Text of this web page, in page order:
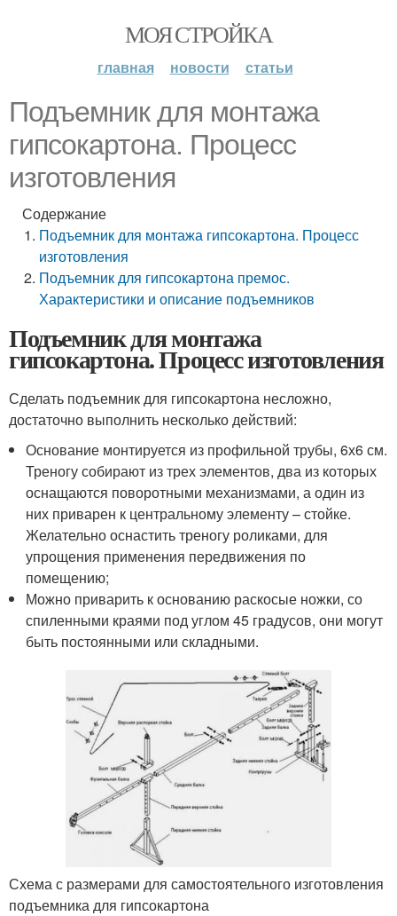
МОЯ СТРОЙКА
главная новости статьи
Подъемник для монтажа
гипсокартона. Процесс
изготовления
Содержание
Подъемник для монтажа гипсокартона. Процесс
изготовления
Подъемник для гипсокартона премос.
Характеристики и описание подъемников
Подъемник для монтажа
гипсокартона. Процесс изготовления
Сделать подъемник для гипсокартона несложно,
достаточно выполнить несколько действий:
Основание монтируется из профильной трубы, 6х6 см.
Треногу собирают из трех элементов, два из которых
оснащаются поворотными механизмами, а один из
них приварен к центральному элементу – стойке.
Желательно оснастить треногу роликами, для
упрощения применения передвижения по
помещению;
Можно приварить к основанию раскосые ножки, со
спиленными краями под углом 45 градусов, они могут
быть постоянными или складными.
Схема с размерами для самостоятельного изготовления
подъемника для гипсокартона